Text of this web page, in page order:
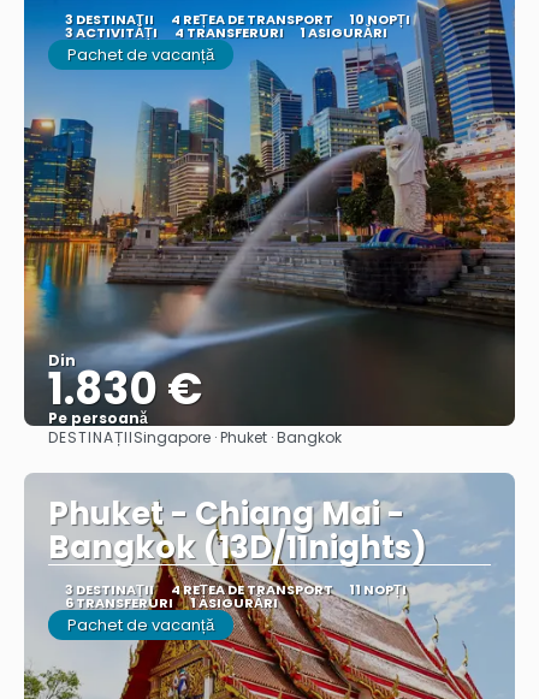
3 DESTINAŢII 4 REȚEA DE TRANSPORT 10 NOPȚI
3 ACTIVITĂȚI 4 TRANSFERURI 1 ASIGURĂRI
Pachet de vacanță
Din
1.830 €
Pe persoană
Vedea
DESTINAȚIISingapore · Phuket · Bangkok
Phuket - Chiang Mai -
Bangkok (13D/11nights)
3 DESTINAŢII 4 REȚEA DE TRANSPORT 11 NOPȚI
6 TRANSFERURI 1 ASIGURĂRI
Pachet de vacanță